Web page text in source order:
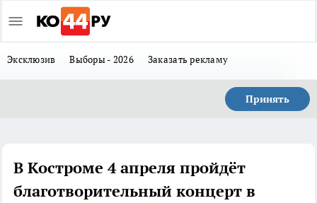
Эксклюзив Выборы - 2026 Заказать рекламу
Принять
В Костроме 4 апреля пройдёт
благотворительный концерт в